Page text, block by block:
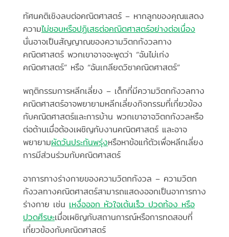
ทัศนคติเชิงลบต่อคณิตศาสตร์ – หากลูกของคุณแสดง
ความไม่ชอบหรือปฏิเสธต่อคณิตศาสตร์อย่างต่อเนื่อง
นั่นอาจเป็นสัญญาณของความวิตกกังวลทาง
คณิตศาสตร์ พวกเขาอาจจะพูดว่า “ฉันไม่เก่ง
คณิตศาสตร์” หรือ “ฉันเกลียดวิชาคณิตศาสตร์”
พฤติกรรมการหลีกเลี่ยง – เด็กที่มีความวิตกกังวลทาง
คณิตศาสตร์อาจพยายามหลีกเลี่ยงกิจกรรมที่เกี่ยวข้อง
กับคณิตศาสตร์และการบ้าน พวกเขาอาจวิตกกังวลหรือ
ต่อต้านเมื่อต้องเผชิญกับงานคณิตศาสตร์ และอาจ
พยายามผัดวันประกันพรุ่งหรือหาข้อแก้ตัวเพื่อหลีกเลี่ยง
การมีส่วนร่วมกับคณิตศาสตร์
อาการทางร่างกายของความวิตกกังวล – ความวิตก
กังวลทางคณิตศาสตร์สามารถแสดงออกเป็นอาการทาง
ร่างกาย เช่น เหงื่อออก หัวใจเต้นเร็ว ปวดท้อง หรือ
ปวดศีรษะเมื่อเผชิญกับสถานการณ์หรือการทดสอบที่
เกี่ยวข้องกับคณิตศาสตร์